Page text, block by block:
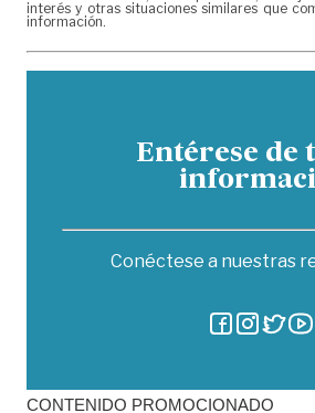
interés y otras situaciones similares que
información.
Entérese de
Conéctese a nuestras